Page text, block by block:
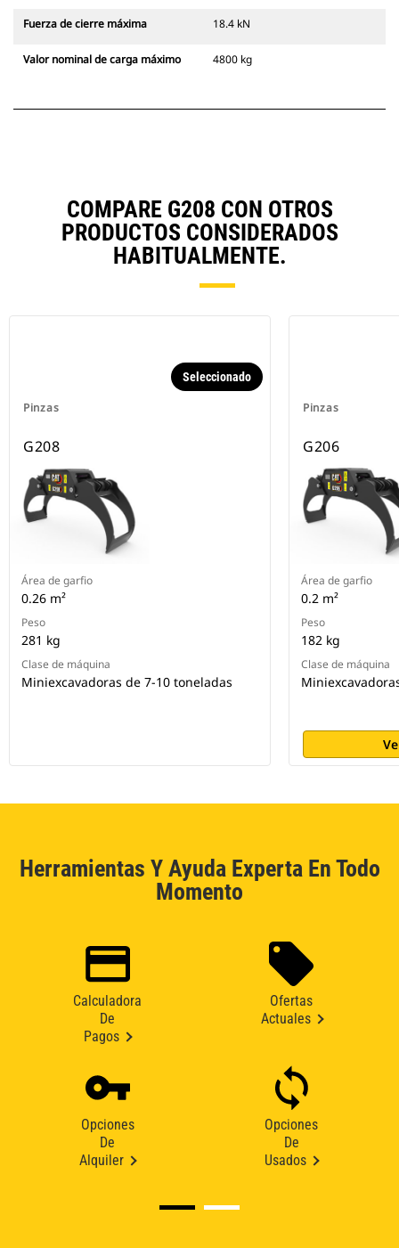
Fuerza de cierre máxima 18.4 kN
Valor nominal de carga máximo 4800 kg
COMPARE G208 CON OTROS
PRODUCTOS CONSIDERADOS
HABITUALMENTE.
Pinzas
Seleccionado
G208
Área de garfio
0.26 m²
Peso
281 kg
Clase de máquina
Miniexcavadoras de 7-10 toneladas
Pinzas
G206
Área de garfio
0.2 m²
Peso
182 kg
Clase de máquina
Herramientas Y Ayuda Experta En Todo
Momento
Calculadora
De
Pagos
Ofertas
Actuales
Opciones
De
Alquiler
Opciones
De
Usados